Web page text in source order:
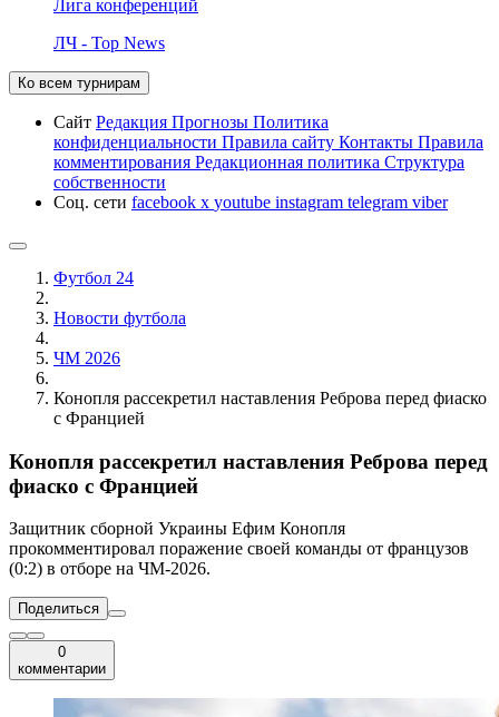
Лига конференций
ЛЧ - Top News
Ко всем турнирам
Сайт Редакция Прогнозы Политика
конфиденциальности Правила сайту Контакты Правила
комментирования Редакционная политика Структура
собственности
Соц. сети facebook x youtube instagram telegram viber
Футбол 24
Новости футбола
ЧМ 2026
Конопля рассекретил наставления Реброва перед фиаско
с Францией
Конопля рассекретил наставления Реброва перед
фиаско с Францией
Защитник сборной Украины Ефим Конопля
прокомментировал поражение своей команды от французов
(0:2) в отборе на ЧМ-2026.
Поделиться
0
комментарии